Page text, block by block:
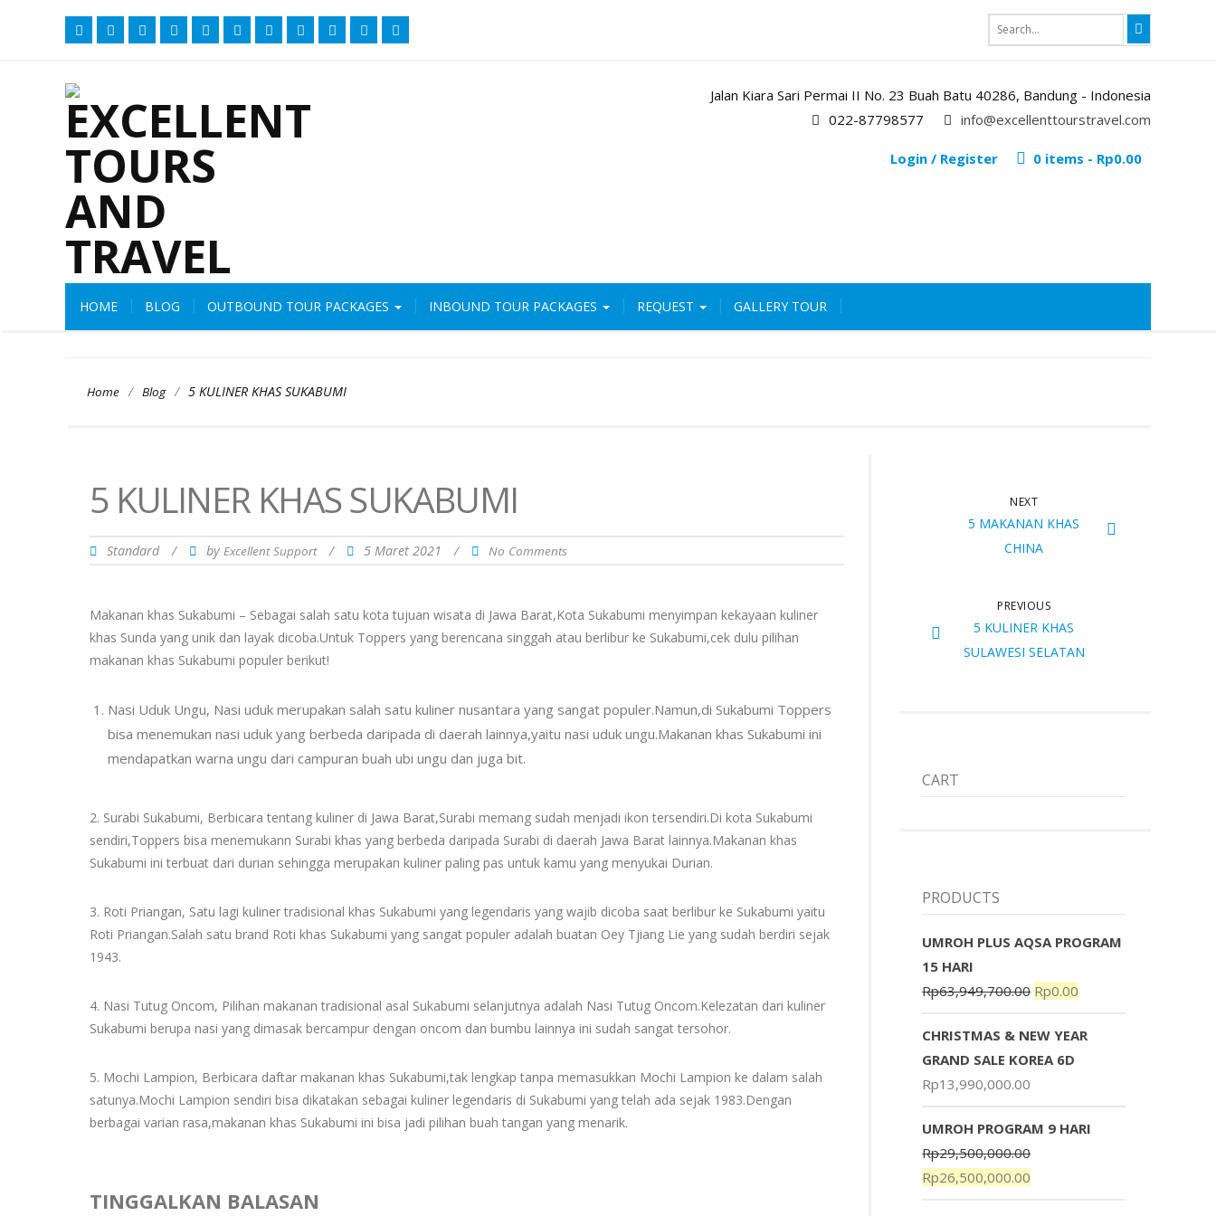
Jalan Kiara Sari Permai II No. 23 Buah Batu 40286, Bandung - Indonesia
022-87798577
info@excellenttourstravel.com
0 items - Rp0.00
Login / Register
HOME BLOG OUTBOUND TOUR PACKAGES INBOUND TOUR PACKAGES REQUEST GALLERY TOUR
Home / Blog / 5 KULINER KHAS SUKABUMI
5 KULINER KHAS SUKABUMI
Standard / by Excellent Support / 5 Maret 2021 / No Comments
Makanan khas Sukabumi – Sebagai salah satu kota tujuan wisata di Jawa Barat,Kota Sukabumi menyimpan kekayaan kuliner
khas Sunda yang unik dan layak dicoba.Untuk Toppers yang berencana singgah atau berlibur ke Sukabumi,cek dulu pilihan
makanan khas Sukabumi populer berikut!
Nasi Uduk Ungu, Nasi uduk merupakan salah satu kuliner nusantara yang sangat populer.Namun,di Sukabumi Toppers
bisa menemukan nasi uduk yang berbeda daripada di daerah lainnya,yaitu nasi uduk ungu.Makanan khas Sukabumi ini
mendapatkan warna ungu dari campuran buah ubi ungu dan juga bit.
2. Surabi Sukabumi, Berbicara tentang kuliner di Jawa Barat,Surabi memang sudah menjadi ikon tersendiri.Di kota Sukabumi
sendiri,Toppers bisa menemukann Surabi khas yang berbeda daripada Surabi di daerah Jawa Barat lainnya.Makanan khas
Sukabumi ini terbuat dari durian sehingga merupakan kuliner paling pas untuk kamu yang menyukai Durian.
3. Roti Priangan, Satu lagi kuliner tradisional khas Sukabumi yang legendaris yang wajib dicoba saat berlibur ke Sukabumi yaitu
Roti Priangan.Salah satu brand Roti khas Sukabumi yang sangat populer adalah buatan Oey Tjiang Lie yang sudah berdiri sejak
1943.
4. Nasi Tutug Oncom, Pilihan makanan tradisional asal Sukabumi selanjutnya adalah Nasi Tutug Oncom.Kelezatan dari kuliner
Sukabumi berupa nasi yang dimasak bercampur dengan oncom dan bumbu lainnya ini sudah sangat tersohor.
5. Mochi Lampion, Berbicara daftar makanan khas Sukabumi,tak lengkap tanpa memasukkan Mochi Lampion ke dalam salah
satunya.Mochi Lampion sendiri bisa dikatakan sebagai kuliner legendaris di Sukabumi yang telah ada sejak 1983.Dengan
berbagai varian rasa,makanan khas Sukabumi ini bisa jadi pilihan buah tangan yang menarik.
TINGGALKAN BALASAN
NEXT
5 MAKANAN KHAS
CHINA
PREVIOUS
5 KULINER KHAS
SULAWESI SELATAN
CART
PRODUCTS
UMROH PLUS AQSA PROGRAM
15 HARI
Rp63,949,700.00 Rp0.00
CHRISTMAS & NEW YEAR
GRAND SALE KOREA 6D
Rp13,990,000.00
UMROH PROGRAM 9 HARI
Rp29,500,000.00
Rp26,500,000.00